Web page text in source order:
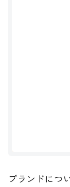
ブランドにつ